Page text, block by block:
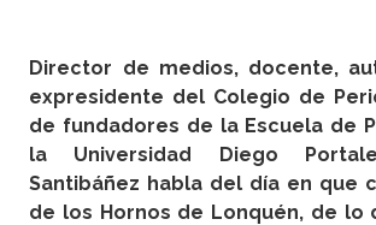
Director de medios, docente,
expresidente del Colegio de
de fundadores de la Escuela de
la Universidad Diego
Santibáñez habla del día en que
de los Hornos de Lonquén, de lo